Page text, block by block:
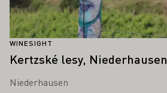
WINESIGHT
Kertzské lesy, Niederhausen
Niederhausen